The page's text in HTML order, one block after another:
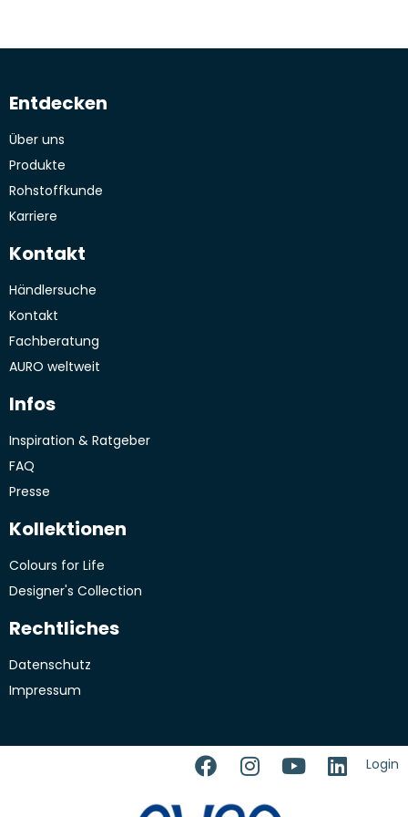
5 L
Entdecken
Über uns
Produkte
Rohstoffkunde
Karriere
Kontakt
Händlersuche
Kontakt
Fachberatung
AURO weltweit
Infos
Inspiration & Ratgeber
FAQ
Presse
Kollektionen
Colours for Life
Designer's Collection
Rechtliches
Datenschutz
Impressum
Login